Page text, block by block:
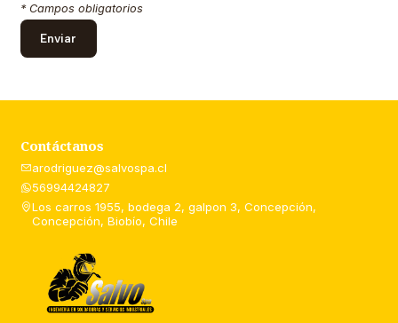
* Campos obligatorios
Contáctanos
arodriguez@salvospa.cl
56994424827
Los carros 1955, bodega 2, galpon 3, Concepción,
Concepción, Biobío, Chile